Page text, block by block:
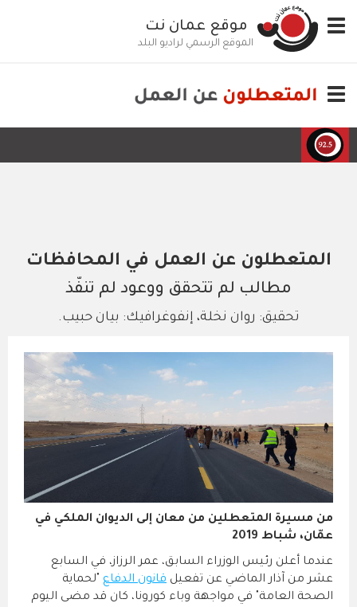
إلى
المحتوى
Toggle
navigation
موقع عمان نت
الموقع الرسمي لراديو البلد
Toggle
المتعطلون عن العمل في المحافظات
مطالب لم تتحقق ووعود لم تنفّذ
تحقيق: روان نخلة، إنفوغرافيك: بيان حبيب.
من مسيرة المتعطلين من معان إلى الديوان الملكي في
عمّان، شباط 2019
عندما أعلن رئيس الوزراء السابق، عمر الرزاز، في السابع
عشر من آذار الماضي عن تفعيل قانون الدفاع "لحماية
الصحة العامة" في مواجهة وباء كورونا، كان قد مضى اليوم